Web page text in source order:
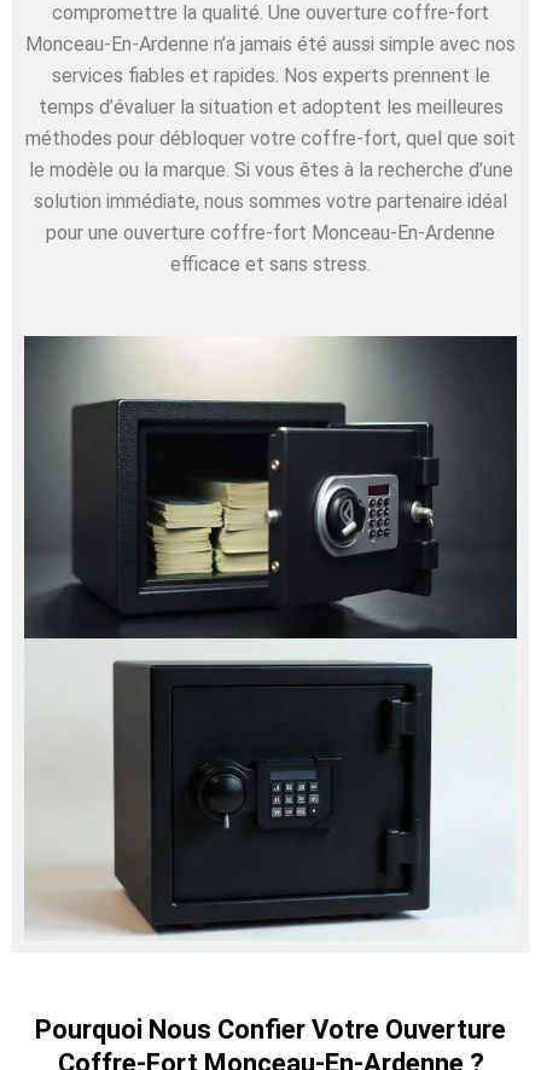
compromettre la qualité. Une ouverture coffre-fort
Monceau-En-Ardenne n’a jamais été aussi simple avec nos
services fiables et rapides. Nos experts prennent le
temps d’évaluer la situation et adoptent les meilleures
méthodes pour débloquer votre coffre-fort, quel que soit
le modèle ou la marque. Si vous êtes à la recherche d’une
solution immédiate, nous sommes votre partenaire idéal
pour une ouverture coffre-fort Monceau-En-Ardenne
efficace et sans stress.
Pourquoi Nous Confier Votre Ouverture
Coffre-Fort Monceau-En-Ardenne ?